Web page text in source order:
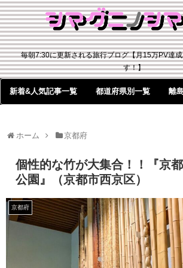
毎朝7:30に更新される旅行ブログ【月15万PV達
す！】
新着&人気記事一覧 都道府県別一覧 離
ホーム 京都府
個性的な竹が大集合！！『京
公園』（京都市西京区）
京都府